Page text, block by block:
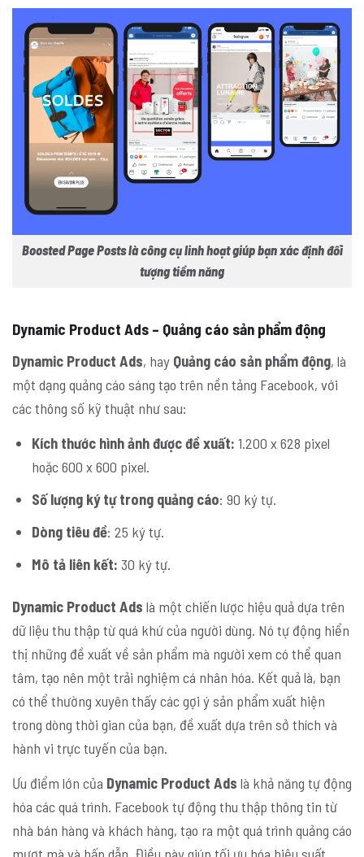
Boosted Page Posts là công cụ linh hoạt giúp bạn xác định đối
tượng tiềm năng
Dynamic Product Ads – Quảng cáo sản phẩm động
Dynamic Product Ads, hay Quảng cáo sản phẩm động, là
một dạng quảng cáo sáng tạo trên nền tảng Facebook, với
các thông số kỹ thuật như sau:
Kích thước hình ảnh được đề xuất: 1.200 x 628 pixel
hoặc 600 x 600 pixel.
Số lượng ký tự trong quảng cáo: 90 ký tự.
Dòng tiêu đề: 25 ký tự.
Mô tả liên kết: 30 ký tự.
Dynamic Product Ads là một chiến lược hiệu quả dựa trên
dữ liệu thu thập từ quá khứ của người dùng. Nó tự động hiển
thị những đề xuất về sản phẩm mà người xem có thể quan
tâm, tạo nên một trải nghiệm cá nhân hóa. Kết quả là, bạn
có thể thường xuyên thấy các gợi ý sản phẩm xuất hiện
trong dòng thời gian của bạn, đề xuất dựa trên sở thích và
hành vi trực tuyến của bạn.
Ưu điểm lớn của Dynamic Product Ads là khả năng tự động
hóa các quá trình. Facebook tự động thu thập thông tin từ
nhà bán hàng và khách hàng, tạo ra một quá trình quảng cáo